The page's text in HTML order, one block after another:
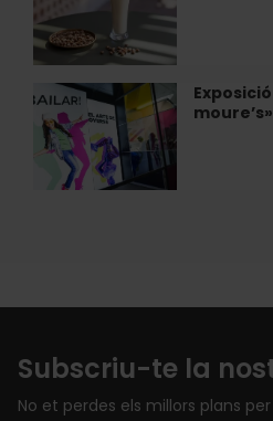
artesanal
a
Alboraia
amb
Món
Orxata
Exposició
«Ballar!
L’art
moure’s»
Subscriu-te la
No et perdes els millors plans